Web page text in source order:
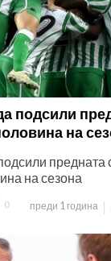
подсили
на
предната
на сезона
0 преди 1 година